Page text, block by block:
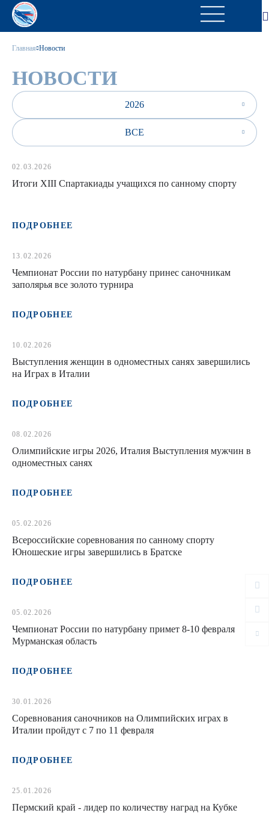
Главная Новости
НОВОСТИ
2026
ВСЕ
02.03.2026
Итоги XIII Спартакиады учащихся по санному спорту
ПОДРОБНЕЕ
13.02.2026
Чемпионат России по натурбану принес саночникам
заполярья все золото турнира
ПОДРОБНЕЕ
10.02.2026
Выступления женщин в одноместных санях завершились
на Играх в Италии
ПОДРОБНЕЕ
08.02.2026
Олимпийские игры 2026, Италия Выступления мужчин в
одноместных санях
ПОДРОБНЕЕ
05.02.2026
Всероссийские соревнования по санному спорту
Юношеские игры завершились в Братске
ПОДРОБНЕЕ
05.02.2026
Чемпионат России по натурбану примет 8-10 февраля
Мурманская область
ПОДРОБНЕЕ
30.01.2026
Соревнования саночников на Олимпийских играх в
Италии пройдут с 7 по 11 февраля
ПОДРОБНЕЕ
25.01.2026
Пермский край - лидер по количеству наград на Кубке